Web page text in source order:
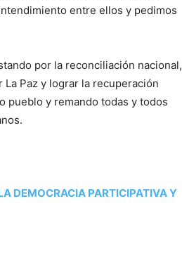
entre ellos y pedimos
por la reconciliación nacional,
Paz y lograr la recuperación
pueblo y remando todas y todos
DEMOCRACIA PARTICIPATIVA Y